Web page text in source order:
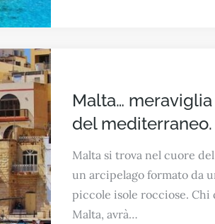
Malta…
del mediterraneo.
Malta si trova nel cuore
un arcipelago formato da
piccole isole rocciose. Chi
Malta, avrà…